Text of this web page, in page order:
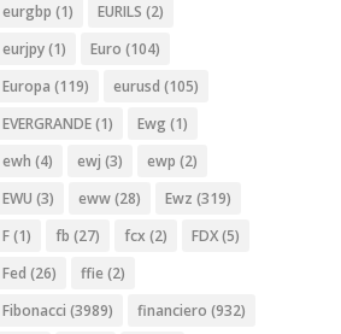
eurgbp (1) EURILS (2)
eurjpy(1) Euro (104)
Europa (119) eurusd (105)
EVERGRANDE(1) Ewg (1)
ewh (4) ewj (3) ewp (2)
EWU (3) eww(28) Ewz (319)
F(1) fb (27) fcx (2) FDX(5)
Fed (26) ffie (2)
Fibonacci (3989) financiero (932)